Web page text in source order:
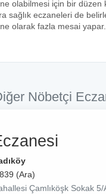
olabilmesi için bir düzen
sağlık eczaneleri de
olarak fazla mesai yapar.
Nöbetçi
(Ara)
Çamlıköşk Sokak 5/